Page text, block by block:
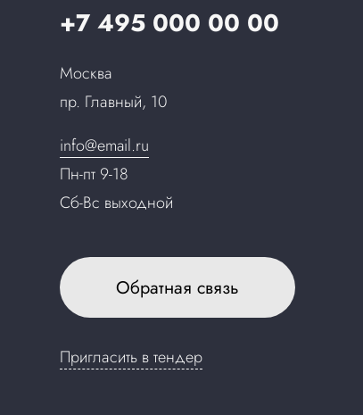
+7 495 000 00 00
Москва
пр. Главный, 10
info@email.ru
Пн-пт 9-18
Сб-Вс выходной
Обратная связь
Пригласить в тендер